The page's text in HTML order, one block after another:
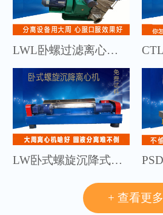
LWL卧螺过滤离心机，筛网离心机，脱硫自动连续离心机比同行产量高20%
LW卧式螺旋沉降式离心机，三相卧螺离心机，卧式沉降离心机厂家
+ 查看更多